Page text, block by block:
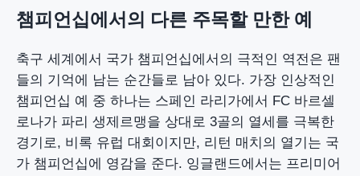
챔피언십에서의 다른 주목할 만한 예
축구 세계에서 국가 챔피언십에서의 극적인 역전은 팬
들의 기억에 남는 순간들로 남아 있다. 가장 인상적인
챔피언십 예 중 하나는 스페인 라리가에서 FC 바르셀
로나가 파리 생제르맹을 상대로 3골의 열세를 극복한
경기로, 비록 유럽 대회이지만, 리턴 매치의 열기는 국
가 챔피언십에 영감을 준다. 잉글랜드에서는 프리미어